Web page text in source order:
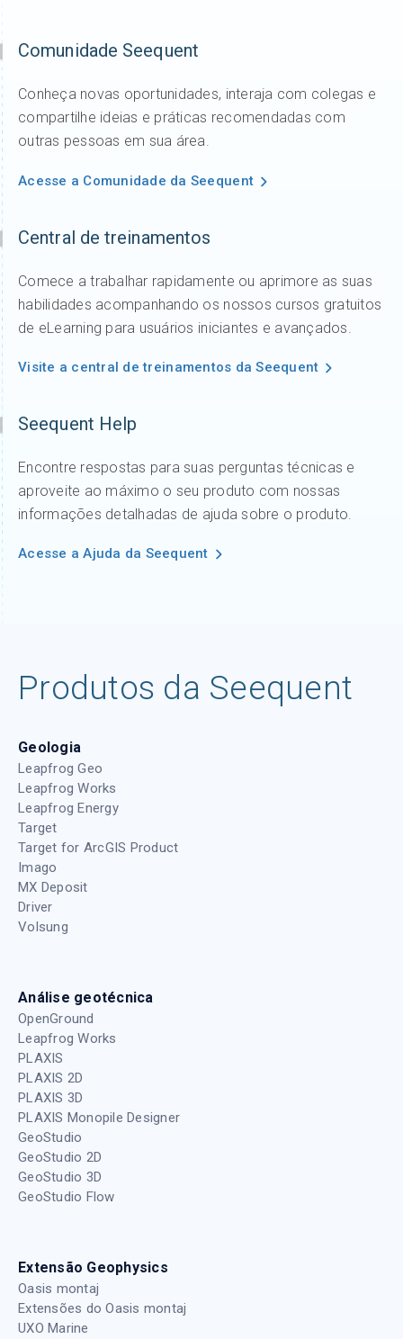
Comunidade Seequent
Conheça novas oportunidades, interaja com colegas e
compartilhe ideias e práticas recomendadas com
outras pessoas em sua área.
Acesse a Comunidade da Seequent
Central de treinamentos
Comece a trabalhar rapidamente ou aprimore as suas
habilidades acompanhando os nossos cursos gratuitos
de eLearning para usuários iniciantes e avançados.
Visite a central de treinamentos da Seequent
Seequent Help
Encontre respostas para suas perguntas técnicas e
aproveite ao máximo o seu produto com nossas
informações detalhadas de ajuda sobre o produto.
Acesse a Ajuda da Seequent
Produtos da Seequent
Geologia
Leapfrog Geo
Leapfrog Works
Leapfrog Energy
Target
Target for ArcGIS Product
Imago
MX Deposit
Driver
Volsung
Análise geotécnica
OpenGround
Leapfrog Works
PLAXIS
PLAXIS 2D
PLAXIS 3D
PLAXIS Monopile Designer
GeoStudio
GeoStudio 2D
GeoStudio 3D
GeoStudio Flow
Extensão Geophysics
Oasis montaj
Extensões do Oasis montaj
UXO Marine